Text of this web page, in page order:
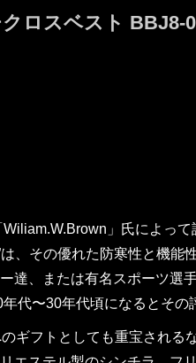
ロスベスト BBJ8-
」氏によって
、その優れた防寒性と機
達、または有名スポーツ選
代〜30年代頃になるとその
ギフトとしても重宝され